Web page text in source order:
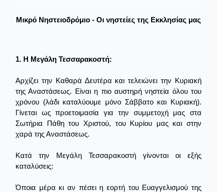
Μικρό Νηστειοδρόμιο - Οι νηστείες της Εκκλησίας μας
1. Η Μεγάλη Τεσσαρακοστή:
Αρχίζει την Καθαρά Δευτέρα και τελειώνει την Κυριακή
της Αναστάσεως. Είναι η πιο αυστηρή νηστεία όλου του
χρόνου (λάδι καταλύουμε μόνο Σάββατο και Κυριακή).
Γίνεται ως προετοιμασία για την συμμετοχή μας στα
Σωτήρια Πάθη του Χριστού, του Κυρίου μας και στην
χαρά της Αναστάσεως.
Κατά την Μεγάλη Τεσσαρακοστή γίνονται οι εξής
καταλύσεις:
Όποια μέρα κι αν πέσει η εορτή του Ευαγγελισμού της